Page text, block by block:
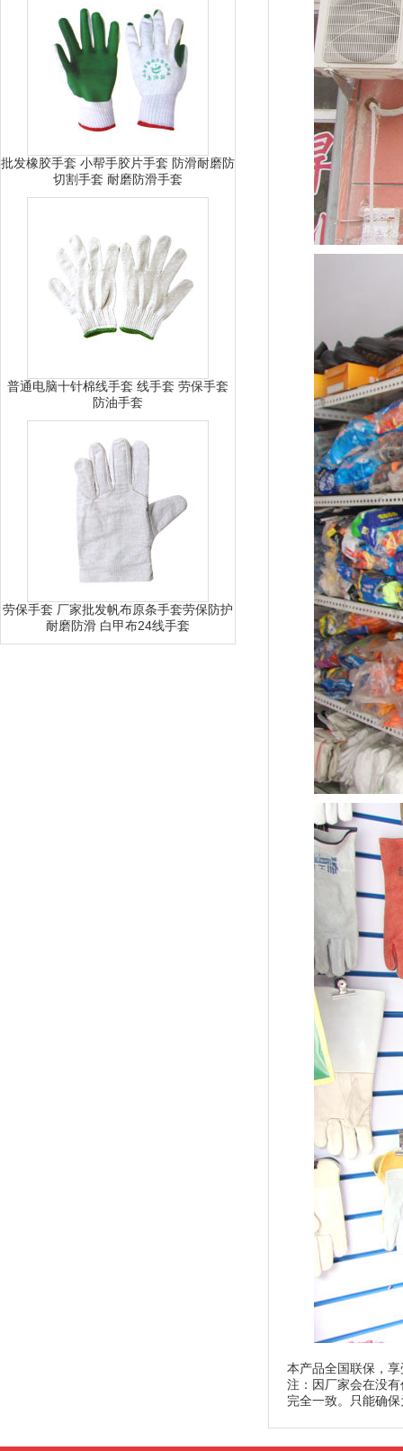
本产品全国联保，
注：因厂家会在没
完全一致。只能确
批发橡胶手套 小帮手胶片手套 防滑耐磨防
切割手套 耐磨防滑手套
普通电脑十针棉线手套 线手套 劳保手套
防油手套
劳保手套 厂家批发帆布原条手套劳保防护
耐磨防滑 白甲布24线手套